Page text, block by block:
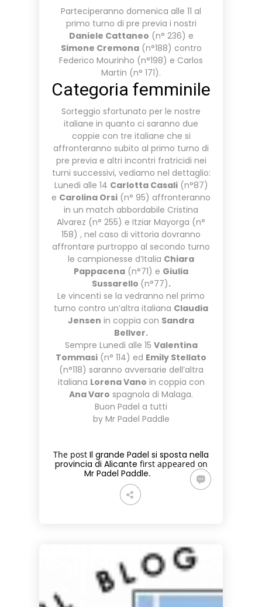
Parteciperanno domenica alle 11 al
primo turno di pre previa i nostri
Daniele Cattaneo (n° 236) e
Simone Cremona(n°188) contro
Federico Mourinho (n°198) e Carlos
Martin (n° 171).
Categoria femminile
Sorteggio sfortunato per le nostre
italiane in quanto ci saranno due
coppie con tre italiane che si
affronteranno subito al primo turno di
pre previa e altri incontri fratricidi nei
turni successivi, vediamo nel dettaglio:
Lunedi alle 14 Carlotta Casali(n°87)
e Carolina Orsi (n° 95) affronteranno
in un match abbordabile Cristina
Alvarez (n° 255) e Itziar Mayorga (n°
158) , nel caso di vittoria dovranno
affrontare purtroppo al secondo turno
le campionesse d’Italia Chiara
Pappacena (n°71) e Giulia
Sussarello (n°77).
Le vincenti se la vedranno nel primo
turno contro un’altra italiana Claudia
Jensen in coppia con Sandra
Bellver.
Sempre Lunedi alle 15 Valentina
Tommasi (n° 114) ed Emily Stellato
(n°118) saranno avversarie dell’altra
italiana Lorena Vano in coppia con
Ana Varo spagnola di Malaga.
Buon Padel a tutti
by Mr Padel Paddle
The post Il grande Padel si sposta nella
provincia di Alicante first appeared on
Mr Padel Paddle.